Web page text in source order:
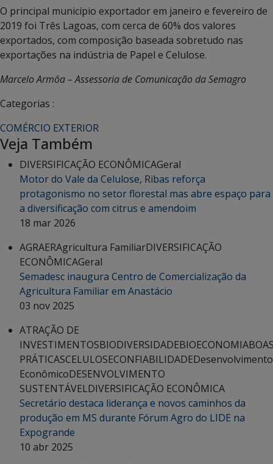
O principal município exportador em janeiro e fevereiro de
2019 foi Três Lagoas, com cerca de 60% dos valores
exportados, com composição baseada sobretudo nas
exportações na indústria de Papel e Celulose.
Marcelo Armôa – Assessoria de Comunicação da Semagro
Categorias :
COMÉRCIO EXTERIOR
Veja Também
DIVERSIFICAÇÃO ECONÔMICAGeral
Motor do Vale da Celulose, Ribas reforça
protagonismo no setor florestal mas abre espaço para
a diversificação com citrus e amendoim
18 mar 2026
AGRAERAgricultura FamiliarDIVERSIFICAÇÃO
ECONÔMICAGeral
Semadesc inaugura Centro de Comercialização da
Agricultura Familiar em Anastácio
03 nov 2025
ATRAÇÃO DE
INVESTIMENTOSBIODIVERSIDADEBIOECONOMIA
PRÁTICASCELULOSECONFIABILIDADEDesenvolvimento
EconômicoDESENVOLVIMENTO
SUSTENTÁVELDIVERSIFICAÇÃO ECONÔMICA
Secretário destaca liderança e novos caminhos da
produção em MS durante Fórum Agro do LIDE na
Expogrande
10 abr 2025